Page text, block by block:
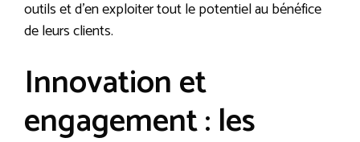
outils et d’en exploiter tout le potentiel au bénéfice
de leurs clients.
Innovation et
engagement : les